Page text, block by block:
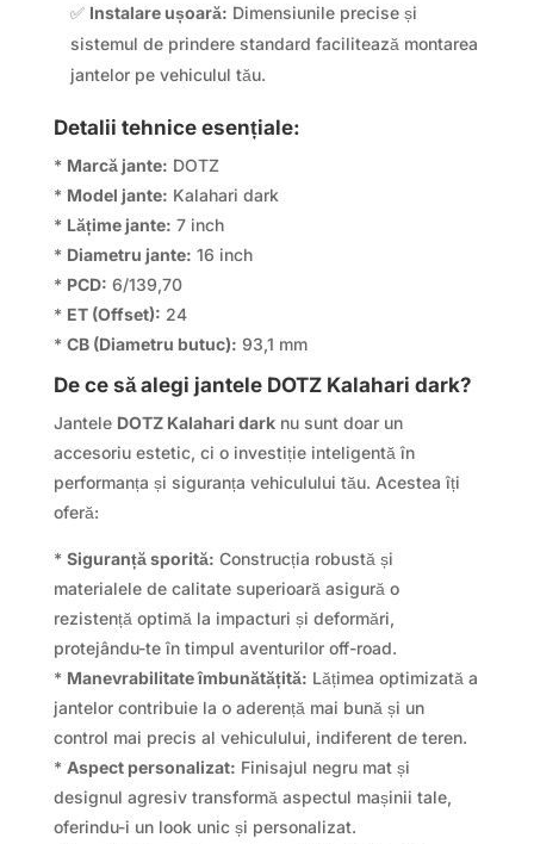
✅ Instalare ușoară: Dimensiunile precise și
sistemul de prindere standard facilitează montarea
jantelor pe vehiculul tău.
Detalii tehnice esențiale:
* Marcă jante: DOTZ
* Model jante: Kalahari dark
* Lățime jante: 7 inch
* Diametru jante: 16 inch
* PCD: 6/139,70
* ET (Offset): 24
* CB (Diametru butuc): 93,1 mm
De ce să alegi jantele DOTZ Kalahari dark?
Jantele DOTZ Kalahari darknu sunt doar un
accesoriu estetic, ci o investiție inteligentă în
performanța și siguranța vehiculului tău. Acestea îți
oferă:
* Siguranță sporită: Construcția robustă și
materialele de calitate superioară asigură o
rezistență optimă la impacturi și deformări,
protejându-te în timpul aventurilor off-road.
* Manevrabilitate îmbunătățită: Lățimea optimizată a
jantelor contribuie la o aderență mai bună și un
control mai precis al vehiculului, indiferent de teren.
* Aspect personalizat: Finisajul negru mat și
designul agresiv transformă aspectul mașinii tale,
oferindu-i un look unic și personalizat.